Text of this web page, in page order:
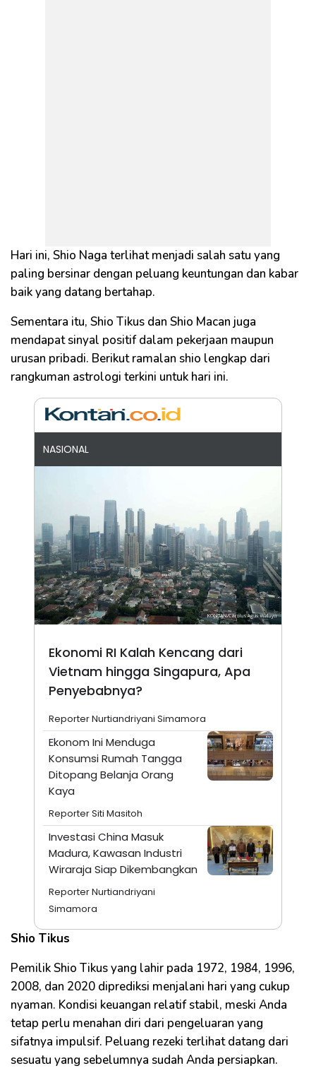
Hari ini, Shio Naga terlihat menjadi salah satu yang
paling bersinar dengan peluang keuntungan dan kabar
baik yang datang bertahap.
Sementara itu, Shio Tikus dan Shio Macan juga
mendapat sinyal positif dalam pekerjaan maupun
urusan pribadi. Berikut ramalan shio lengkap dari
rangkuman astrologi terkini untuk hari ini.
NASIONAL
Ekonomi RI Kalah Kencang dari
Vietnam hingga Singapura, Apa
Penyebabnya?
Reporter Nurtiandriyani Simamora
Ekonom Ini Menduga
Konsumsi Rumah Tangga
Ditopang Belanja Orang
Kaya
Reporter Siti Masitoh
Investasi China Masuk
Madura, Kawasan Industri
Wiraraja Siap Dikembangkan
Reporter Nurtiandriyani
Simamora
Shio Tikus
Pemilik Shio Tikus yang lahir pada 1972, 1984, 1996,
2008, dan 2020 diprediksi menjalani hari yang cukup
nyaman. Kondisi keuangan relatif stabil, meski Anda
tetap perlu menahan diri dari pengeluaran yang
sifatnya impulsif. Peluang rezeki terlihat datang dari
sesuatu yang sebelumnya sudah Anda persiapkan.